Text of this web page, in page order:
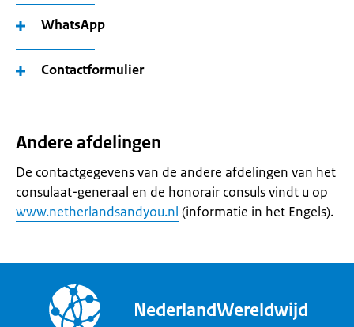
WhatsApp
Contactformulier
Andere afdelingen
De contactgegevens van de andere afdelingen van het
consulaat-generaal en de honorair consuls vindt u op
www.netherlandsandyou.nl (informatie in het Engels).
NederlandWereldwijd